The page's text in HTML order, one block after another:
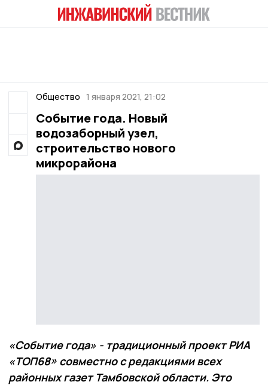
Общество 1 января 2021, 21:02
Событие года. Новый
водозаборный узел,
строительство нового
микрорайона
«Событие года» - традиционный проект РИА
«ТОП68» совместно с редакциями всех
районных газет Тамбовской области. Это